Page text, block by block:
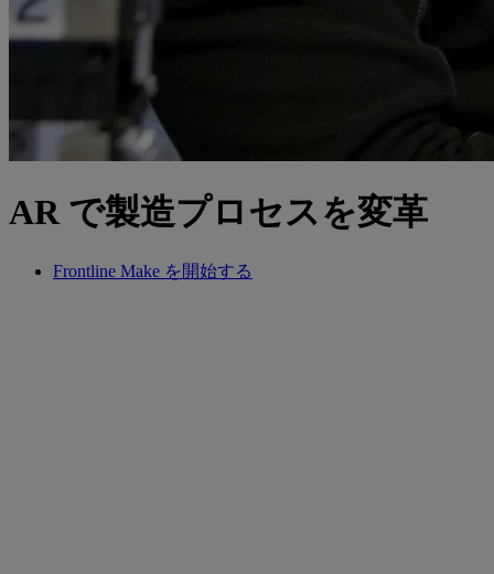
AR で製造プロセスを変革
Frontline Make を開始する